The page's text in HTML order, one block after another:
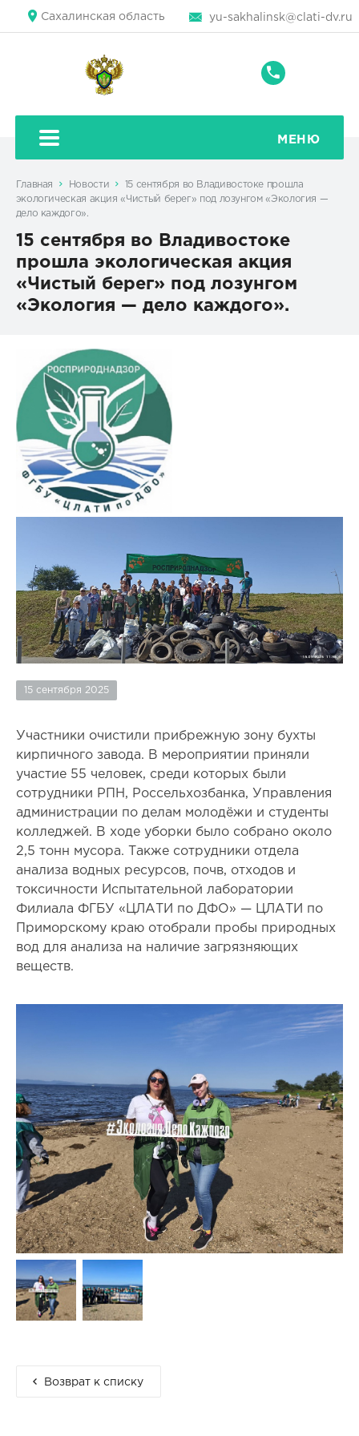
Сахалинская область yu-sakhalinsk@clati-dv.ru
+7
43-
71
МЕНЮ
Главная Новости
15 сентября во Владивостоке прошла
экологическая акция «Чистый берег» под лозунгом «Экология —
дело каждого».
15 сентября во Владивостоке
прошла экологическая акция
«Чистый берег» под лозунгом
«Экология — дело каждого».
15 сентября 2025
Участники очистили прибрежную зону бухты
кирпичного завода. В мероприятии приняли
участие 55 человек, среди которых были
сотрудники РПН, Россельхозбанка, Управления
администрации по делам молодёжи и студенты
колледжей. В ходе уборки было собрано около
2,5 тонн мусора. Также сотрудники отдела
анализа водных ресурсов, почв, отходов и
токсичности Испытательной лаборатории
Филиала ФГБУ «ЦЛАТИ по ДФО» — ЦЛАТИ по
Приморскому краю отобрали пробы природных
вод для анализа на наличие загрязняющих
веществ.
Возврат к списку